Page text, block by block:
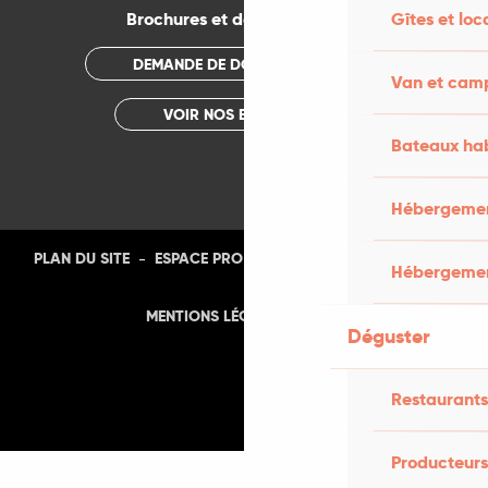
Gîtes et
Van et
Bateaux
Déguster
Brochures et documentations
DEMANDE DE DOCUMENTATION
VOIR NOS BROCHURES
PLAN DU SITE - ESPACE PRO
MENTIONS LÉGALES